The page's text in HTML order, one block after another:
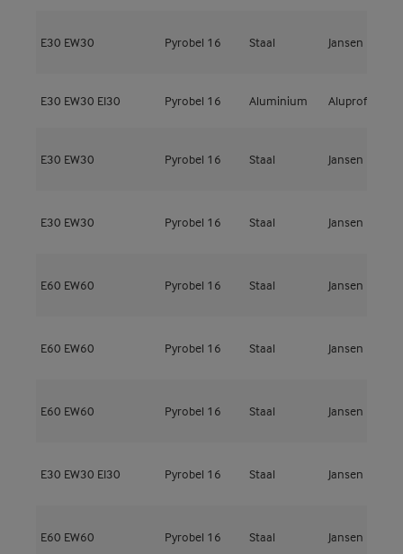
E30 EW30 Pyrobel 16 Staal Jansen
E30 EW30 EI30 Pyrobel 16 Aluminium Aluprof
E30 EW30 Pyrobel 16 Staal Jansen
E30 EW30 Pyrobel 16 Staal Jansen
E60 EW60 Pyrobel 16 Staal Jansen
E60 EW60 Pyrobel 16 Staal Jansen
E60 EW60 Pyrobel 16 Staal Jansen
E30 EW30 EI30 Pyrobel 16 Staal Jansen
E60 EW60 Pyrobel 16 Staal Jansen